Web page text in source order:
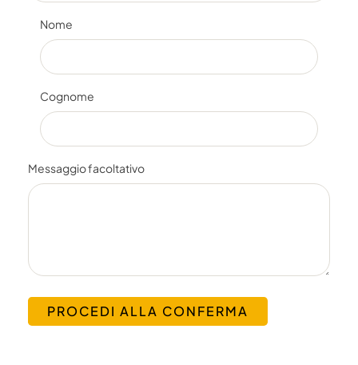
Nome
Cognome
Messaggio facoltativo
PROCEDI ALLA CONFERMA